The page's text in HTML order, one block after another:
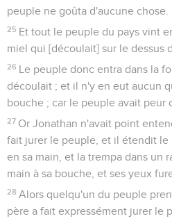
peuple ne goûta d'aucune chose.
25 Et tout le peuple du pays vint
miel qui [découlait] sur le dessus
26 Le peuple donc entra dans la
découlait ; et il n'y en eut aucun
bouche ; car le peuple avait peur
27 Or Jonathan n'avait point
fait jurer le peuple, et il étendit le
en sa main, et la trempa dans un
main à sa bouche, et ses yeux
28 Alors quelqu'un du peuple
père a fait expressément jurer le